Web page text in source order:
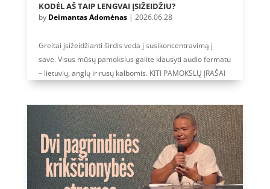
KODĖL AŠ TAIP LENGVAI ĮSIŽEIDŽIU?
by Deimantas Adomėnas| 2026.06.28
Greitai įsižeidžianti širdis veda į susikoncentravimą į
save. Visus mūsų pamokslus galite klausyti audio formatu
– lietuvių, anglų ir rusų kalbomis. KITI PAMOKSLŲ ĮRAŠAI